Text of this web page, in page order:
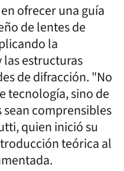
ofrecer una guía
de lentes de
la
estructuras
de difracción. "No
tecnología, sino de
comprensibles
quien inició su
teórica al